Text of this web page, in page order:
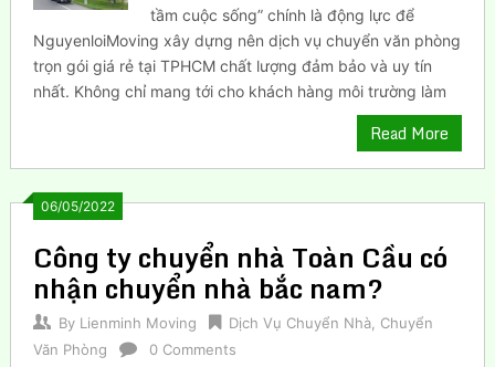
tầm cuộc sống” chính là động lực để
NguyenloiMoving xây dựng nên dịch vụ chuyển văn phòng
trọn gói giá rẻ tại TPHCM chất lượng đảm bảo và uy tín
nhất. Không chỉ mang tới cho khách hàng môi trường làm
Read More
06/05/2022
Công ty chuyển nhà Toàn Cầu có
nhận chuyển nhà bắc nam?
By Lienminh Moving Dịch Vụ Chuyển Nhà, Chuyển
Văn Phòng
0 Comments